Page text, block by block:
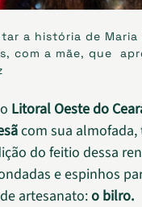
a história de Maria
com a mãe, que
Litoral Oestedo
com sua
do feitio dessa
e espinhos
artesanato:o bilro.